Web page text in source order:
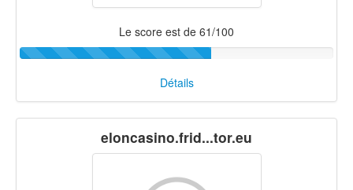
Le score est de 61/100
Détails
eloncasino.frid...tor.eu